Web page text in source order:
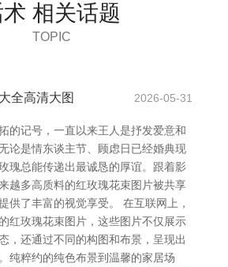
相关话题
TOPIC
全高清大图 2026-05-31
的记号，一直以来王人是抒发爱意和
论是情东谈主节、顾虑日已经婚典现
瑰总能传递出最诚恳的厚谊。跟着影
越多高质料的红玫瑰花束图片被共享
供了丰富的视觉享受。 在互联网上，
红玫瑰花束图片，这些图片不仅展示
，还通过不同的构图和布景，呈现出
纯粹约的纯色布景到温馨的家居场